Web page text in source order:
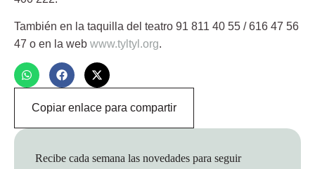
También en la taquilla del teatro 91 811 40 55 / 616 47 56
47 o en la web www.tyltyl.org.
Copiar enlace para compartir
Recibe cada semana las novedades para seguir